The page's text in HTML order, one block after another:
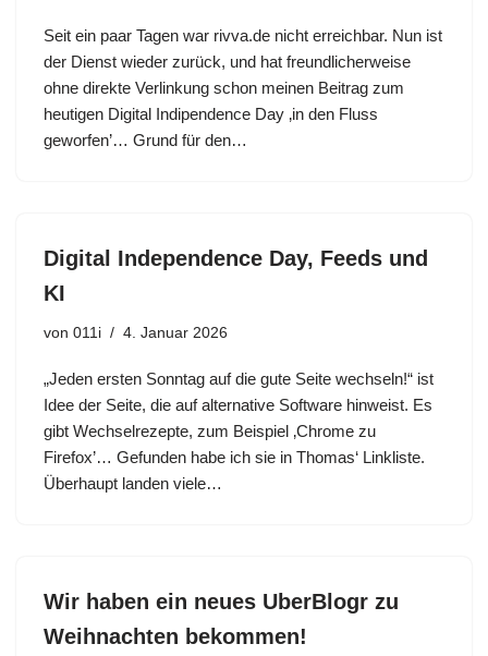
Seit ein paar Tagen war rivva.de nicht erreichbar. Nun ist
der Dienst wieder zurück, und hat freundlicherweise
ohne direkte Verlinkung schon meinen Beitrag zum
heutigen Digital Indipendence Day ‚in den Fluss
geworfen’… Grund für den…
Digital Independence Day, Feeds und
KI
von 011i 4. Januar 2026
„Jeden ersten Sonntag auf die gute Seite wechseln!“ ist
Idee der Seite, die auf alternative Software hinweist. Es
gibt Wechselrezepte, zum Beispiel ‚Chrome zu
Firefox’… Gefunden habe ich sie in Thomas‘ Linkliste.
Überhaupt landen viele…
Wir haben ein neues UberBlogr zu
Weihnachten bekommen!